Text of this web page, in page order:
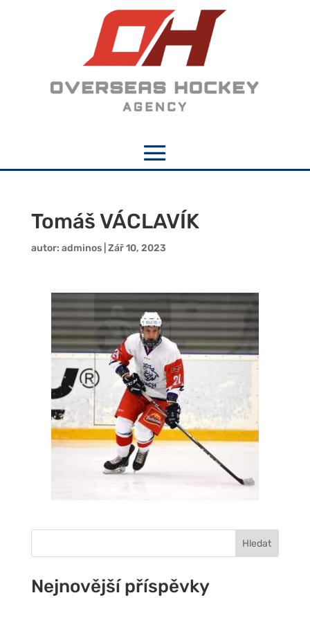
Tomáš VÁCLAVÍK
autor: adminos| Zář 10, 2023
Hledat
Nejnovější příspěvky